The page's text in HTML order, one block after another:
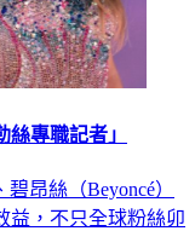
昂絲（Beyoncé）